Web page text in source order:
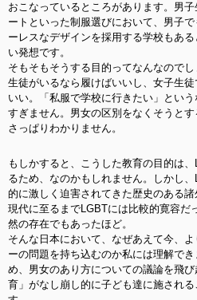
おこなっているところがあります。男
ートといった制服選びにおいて、男子
ーレスなデザインを採用する学校もあ
い発想です。
そもそもそうする目的ってなんなので
生徒がいるなら履けばいいし、女子生
いい。「私服で学校に行きたい」とい
すぎません。男女の区別をなくそうと
さっぱりわかりません。
もしかすると、こうした教育の目的は
るため、なのかもしれません。しかし
的に激しく迫害されてきた歴史のある
現代に至るまでLGBTには比較的寛容だ
然の存在でもあったほど。
そんな日本において、なぜあえて今、
ーの問題を持ち込むのか私には理解で
め、男女のあり方についての議論を飛
育」がなし崩し的に子ども達に施され